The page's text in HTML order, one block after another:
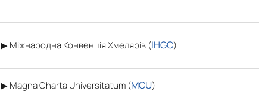
▶ Міжнародна Конвенція Хмелярів (IHGC)
▶ Magna Charta Universitatum (MCU)